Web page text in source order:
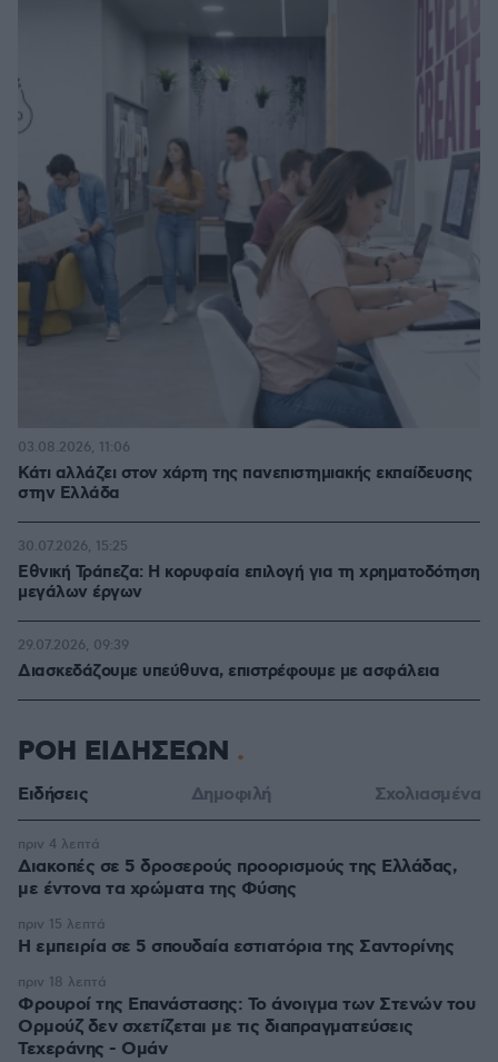
Κάτι αλλάζει στον χάρτη της πανεπιστημιακής εκπαίδευσης
στην Ελλάδα
03.08.2026, 11:06
Εθνική Τράπεζα: Η κορυφαία επιλογή για τη χρηματοδότηση
μεγάλων έργων
30.07.2026, 15:25
Διασκεδάζουμε υπεύθυνα, επιστρέφουμε με ασφάλεια
29.07.2026, 09:39
ΡΟΗ ΕΙΔΗΣΕΩΝ
Ειδήσεις Δημοφιλή Σχολιασμένα
Διακοπές σε 5 δροσερούς προορισμούς της Ελλάδας,
με έντονα τα χρώματα της Φύσης
πριν 4 λεπτά
Η εμπειρία σε 5 σπουδαία εστιατόρια της Σαντορίνης
πριν 15 λεπτά
Φρουροί της Επανάστασης: Το άνοιγμα των Στενών του
Ορμούζ δεν σχετίζεται με τις διαπραγματεύσεις
Τεχεράνης - Ομάν
πριν 18 λεπτά